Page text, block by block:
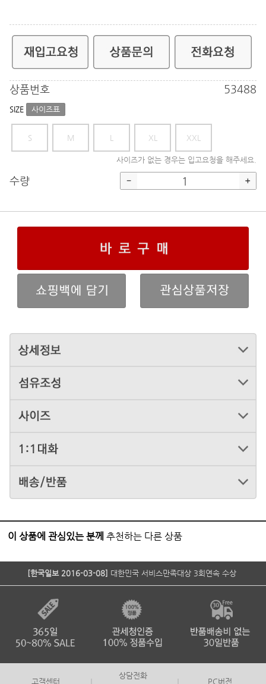
상품번호 53488
SIZE 사이즈표
S M L XL XXL
사이즈가 없는 경우는 입고요청을 해주세요.
수량
이 상품에 관심있는 분께 추천하는 다른 상품
[한국일보 2016-03-08] 대한민국 서비스만족대상 3회연속 수상
고객센터
상담전화
PC버전